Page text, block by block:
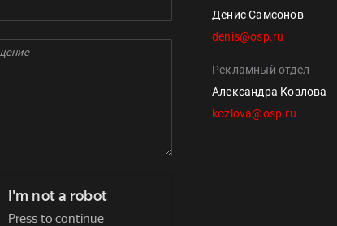
Денис Самсонов
denis@osp.ru
Рекламный отдел
Александра Козлова
kozlova@osp.ru